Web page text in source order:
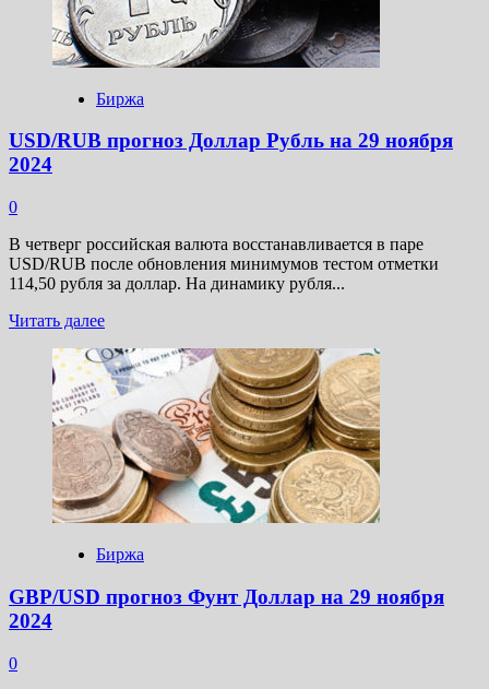
Биржа
USD/RUB прогноз Доллар Рубль на 29 ноября
2024
0
В четверг российская валюта восстанавливается в паре
USD/RUB после обновления минимумов тестом отметки
114,50 рубля за доллар. На динамику рубля...
Читать далееПрочитать
о
USD/RUB
прогноз
Доллар
Рубль
на
29
ноября
2024
Биржа
GBP/USD прогноз Фунт Доллар на 29 ноября
2024
0